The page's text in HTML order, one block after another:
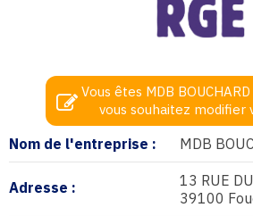
Nom de l'entreprise : MDB
Adresse :
13 RUE
39100
Vous êtes MDB BOUCHARD
vous souhaitez modifier